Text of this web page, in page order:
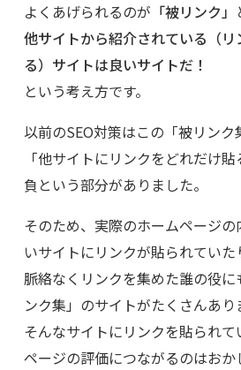
よくあげられるのが 「被リンク」
他サイトから紹介されている（
る）サイトは良いサイトだ！
という考え方です。
以前のSEO対策はこの「被リンク
「他サイトにリンクをどれだけ
負という部分がありました。
そのため、実際のホームページ
いサイトにリンクが貼られていた
脈絡なくリンクを集めた誰の役に
ンク集」のサイトがたくさんあり
そんなサイトにリンクを貼られ
ページの評価につながるのはおか